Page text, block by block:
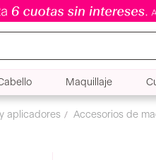
Maquillaje
1 Und New Studio